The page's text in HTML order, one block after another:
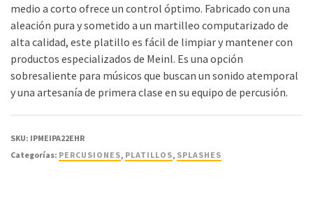
medio a corto ofrece un control óptimo. Fabricado con una
aleación pura y sometido a un martilleo computarizado de
alta calidad, este platillo es fácil de limpiar y mantener con
productos especializados de Meinl. Es una opción
sobresaliente para músicos que buscan un sonido atemporal
y una artesanía de primera clase en su equipo de percusión.
SKU: IPMEIPA22EHR
Categorías: PERCUSIONES, PLATILLOS, SPLASHES